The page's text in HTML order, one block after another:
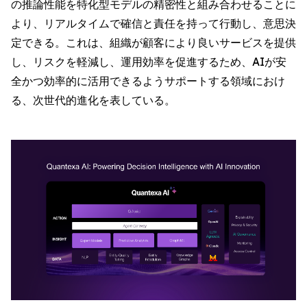
の推論性能を特化型モデルの精密性と組み合わせることに
より、リアルタイムで確信と責任を持って行動し、意思決
定できる。これは、組織が顧客により良いサービスを提供
し、リスクを軽減し、運用効率を促進するため、AIが安
全かつ効率的に活用できるようサポートする領域におけ
る、次世代的進化を表している。